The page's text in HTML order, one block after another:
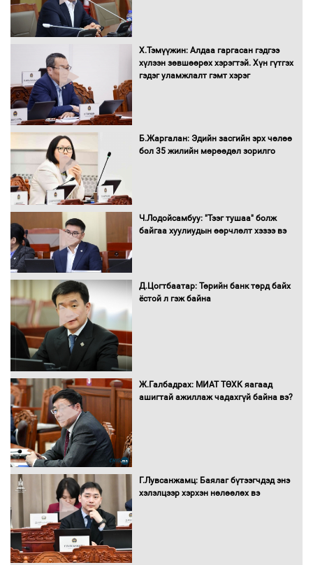
Н.Номтойбаяр: Аймгуудад тулгамдаж
буй асуудлуудыг Засгийн газрын
хуралдаанд танилцуулж,
эрэгтэйчүүдийн волейболын тэмцээнд
оролцож байгаа баг тамирчдад
Автобензин, дизель түлшний онцгой
Нөөцийн махны худалдаа,
Монгол Улс “COP17”-д “Тал хээрийн
төлөвлөгөө”-гөө танилцуулна
Х.Тэмүүжин: Алдаа гаргасан гэдгээ
хүлээн зөвшөөрөх хэрэгтэй. Хүн гүтгэх
гэдэг уламжлалт гэмт хэрэг
Б.Жаргалан: Эдийн засгийн эрх чөлөө
бол 35 жилийн мөрөөдөл зорилго
Ч.Лодойсамбуу: "Тээг тушаа" болж
байгаа хуулиудын өөрчлөлт хэзээ вэ
Д.Цогтбаатар: Төрийн банк төрд байх
ёстой л гэж байна
Ж.Галбадрах: МИАТ ТӨХК яагаад
ашигтай ажиллаж чадахгүй байна вэ?
Г.Лувсанжамц: Баялаг бүтээгчдэд энэ
хэлэлцээр хэрхэн нөлөөлөх вэ